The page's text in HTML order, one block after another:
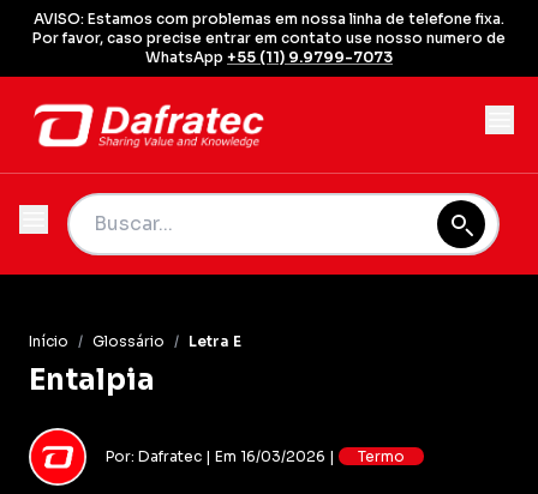
AVISO: Estamos com problemas em nossa linha de telefone fixa.
Por favor, caso precise entrar em contato use nosso numero de
WhatsApp +55 (11) 9.9799-7073
Início / Glossário / Letra E
Entalpia
Por: Dafratec | Em 16/03/2026 | Termo